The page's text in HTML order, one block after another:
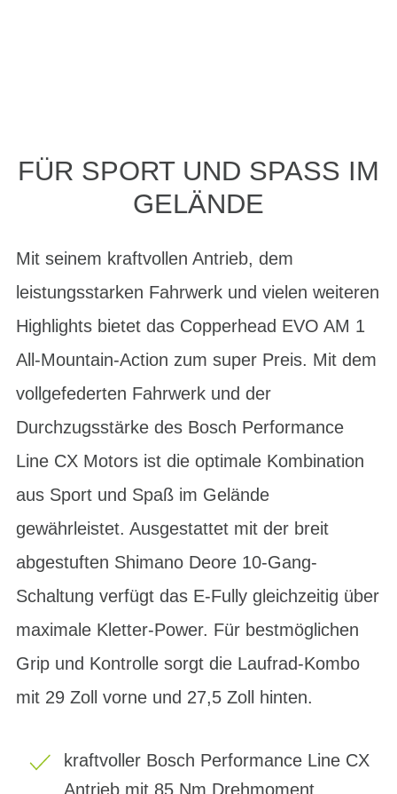
FÜR SPORT UND SPASS IM G
ELÄNDE
Mit seinem kraftvollen Antrieb, dem
leistungsstarken Fahrwerk und vielen weiteren
Highlights bietet das Copperhead EVO AM 1
All-Mountain-Action zum super Preis. Mit dem
vollgefederten Fahrwerk und der
Durchzugsstärke des Bosch Performance
Line CX Motors ist die optimale Kombination
aus Sport und Spaß im Gelände
gewährleistet. Ausgestattet mit der breit
abgestuften Shimano Deore 10-Gang-
Schaltung verfügt das E-Fully gleichzeitig über
maximale Kletter-Power. Für bestmöglichen
Grip und Kontrolle sorgt die Laufrad-Kombo
mit 29 Zoll vorne und 27,5 Zoll hinten.
kraftvoller Bosch Performance Line CX
Antrieb mit 85 Nm Drehmoment